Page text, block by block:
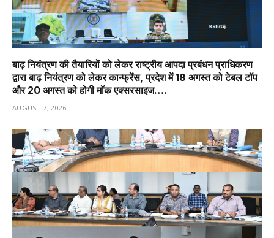
बाढ़ नियंत्रण की तैयारियों को लेकर राष्ट्रीय आपदा प्रबंधन प्राधिकरण
द्वारा बाढ़ नियंत्रण को लेकर कान्फ्रेंस, प्रदेश में 18 अगस्त को टेबल टॉप
और 20 अगस्त को होगी मॉक एक्सरसाइज….
AUGUST 7, 2026